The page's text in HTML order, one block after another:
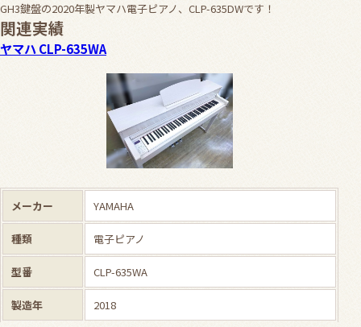
GH3鍵盤の2020年製ヤマハ電子ピアノ、CLP-635DWです！
関連実績
ヤマハ CLP-635WA
メーカー YAMAHA
種類 電子ピアノ
型番 CLP-635WA
製造年 2018